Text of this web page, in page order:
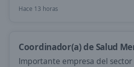
Hace 13 horas
Coordinador(a) de Salud
Importante empresa del sector